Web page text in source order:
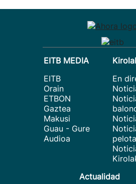
EITB MEDIA
EITB
Orain
ETBON
Gaztea
Makusi
Guau - Gure
Audioa
En
pelota
Actualidad